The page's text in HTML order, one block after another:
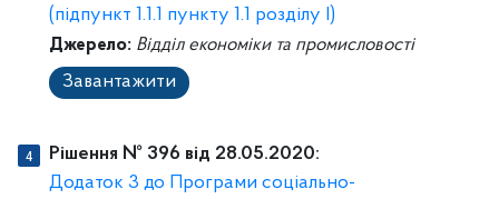
(підпункт 1.1.1 пункту 1.1 розділу І)
Джерело: Відділ економіки та промисловості
Завантажити
Рішення № 396 від 28.05.2020:
Додаток 3 до Програми соціально-